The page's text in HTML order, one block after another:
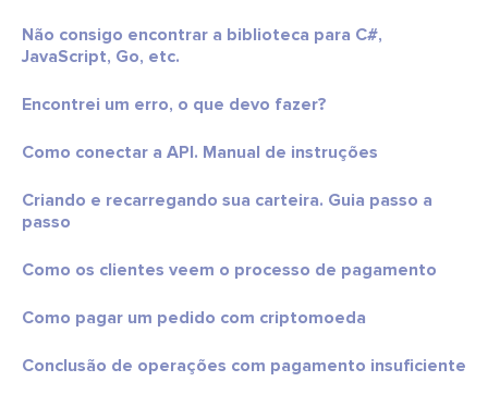
Não consigo encontrar a biblioteca para C#,
JavaScript, Go, etc.
Encontrei um erro, o que devo fazer?
Como conectar a API. Manual de instruções
Criando e recarregando sua carteira. Guia passo a
passo
Como os clientes veem o processo de pagamento
Como pagar um pedido com criptomoeda
Conclusão de operações com pagamento insuficiente